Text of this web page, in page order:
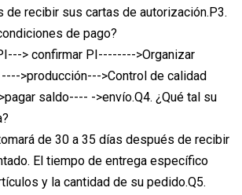
de recibir sus cartas de autorización.P3.
de pago?
> confirmar PI-------->Organizar
>producción--->Control de calidad
saldo---- ->envío.Q4. ¿Qué tal su
de 30 a 35 días después de recibir
El tiempo de entrega específico
y la cantidad de su pedido.Q5.